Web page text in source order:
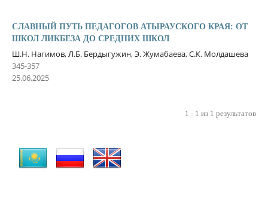
СЛАВНЫЙ ПУТЬ ПЕДАГОГОВ АТЫРАУСКОГО КРАЯ: ОТ
ШКОЛ ЛИКБЕЗА ДО СРЕДНИХ ШКОЛ
Ш.Н. Нагимов, Л.Б. Бердыгужин, Э. Жумабаева, С.К. Молдашева
345-357
25.06.2025
1 - 1 из 1 результатов